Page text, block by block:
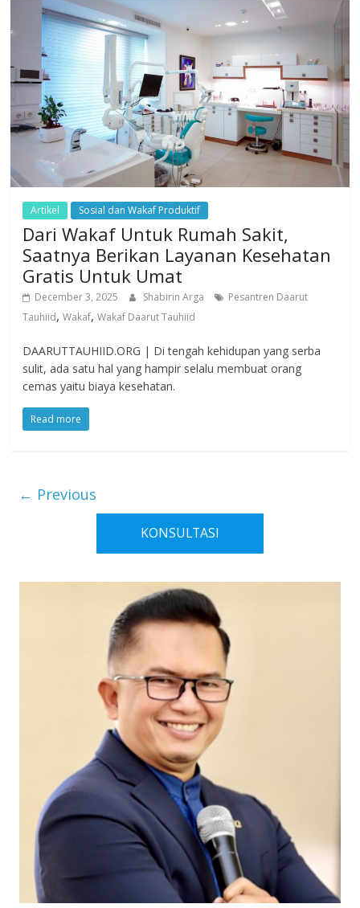
Artikel Sosial dan Wakaf Produktif
Dari Wakaf Untuk Rumah Sakit,
Saatnya Berikan Layanan Kesehatan
Gratis Untuk Umat
December 3, 2025 Shabirin Arga
Pesantren Daarut
Tauhiid,Wakaf,Wakaf Daarut Tauhiid
DAARUTTAUHIID.ORG | Di tengah kehidupan yang serba
sulit, ada satu hal yang hampir selalu membuat orang
cemas yaitu biaya kesehatan.
Read more
← Previous
KONSULTASI